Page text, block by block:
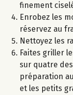
finement
Enrobez les
réservez au
Nettoyez les
Faites griller
sur quatre
préparation
et les petits